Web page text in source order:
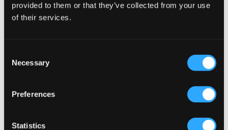
provided to them or that they’ve collected from your use
of their services.
Selection
Necessary
Preferences
Statistics